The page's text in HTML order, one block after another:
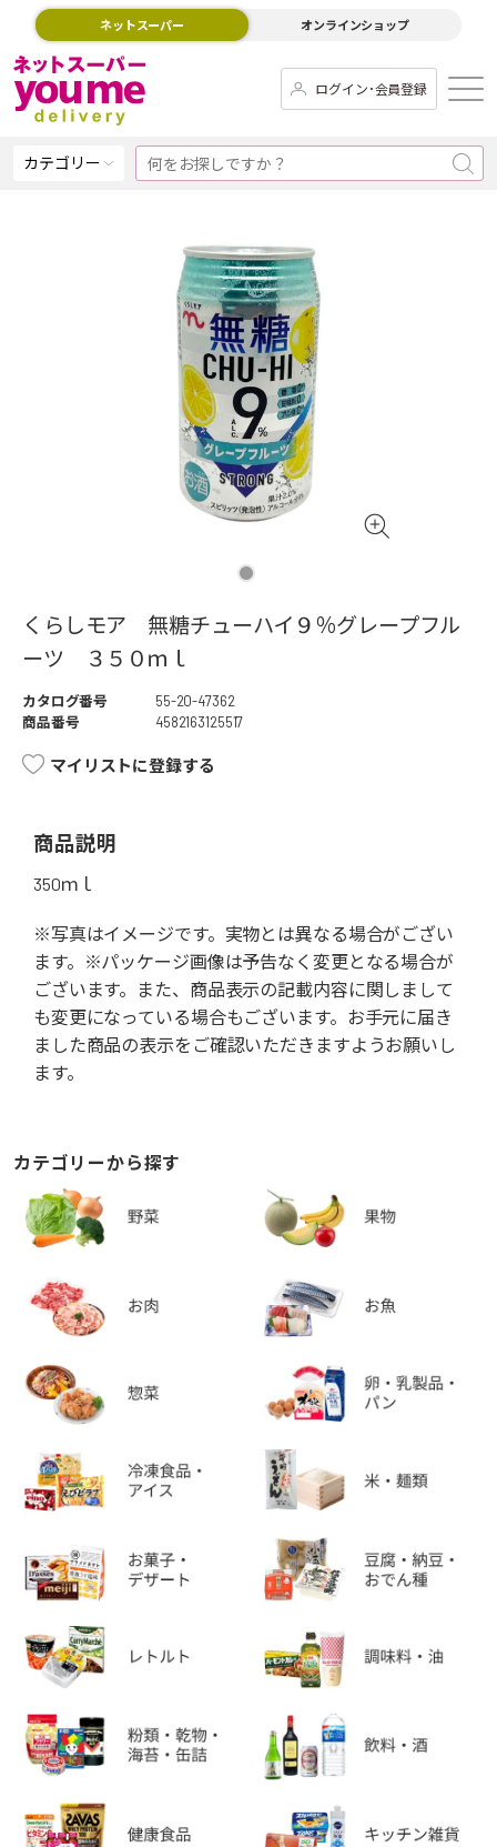
ネットスーパー オンラインショップ
ログイン･会員登録
カテゴリー
くらしモア 無糖チューハイ９％グレープフル
ーツ ３５０ｍｌ
カタログ番号
55-20-47362
商品番号
4582163125517
マイリストに登録する
商品説明
350ｍｌ
※写真はイメージです。実物とは異なる場合がござい
ます。※パッケージ画像は予告なく変更となる場合が
ございます。また、商品表示の記載内容に関しまして
も変更になっている場合もございます。お手元に届き
ました商品の表示をご確認いただきますようお願いし
ます。
カテゴリーから探す